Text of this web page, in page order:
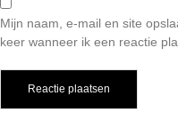
Mijn naam, e-mail en site
keer wanneer ik een reactie